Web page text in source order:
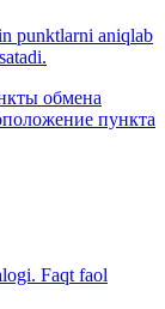
punktlarni aniqlab
обмена
пункта
Faqt faol